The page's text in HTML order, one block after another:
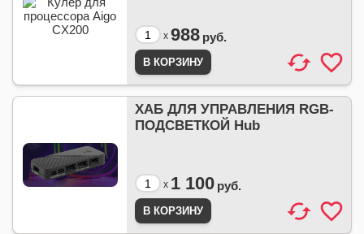
x 988 руб.
ХАБ ДЛЯ УПРАВЛЕНИЯ RGB-
ПОДСВЕТКОЙ Hub
x 1 100 руб.